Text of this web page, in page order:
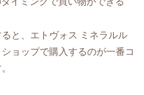
と、エトヴォス ミネラルル
ョップで購入するのが一番コ